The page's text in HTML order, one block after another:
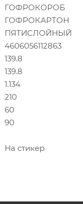
ГОФРОКОРОБ
ГОФРОКАРТОН
ПЯТИСЛОЙНЫЙ
4606056112863
139.8
139.8
1.134
210
60
90
На стикер